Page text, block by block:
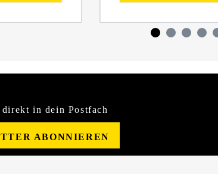
direkt in dein Postfach
ABONNIEREN